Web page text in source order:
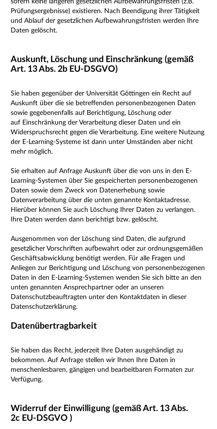
sofern keine längeren gesetzlichen Aufbewahrungsfristen (z.B.
Prüfungsergebnisse) existieren. Nach Beendigung ihrer Tätigkeit
und Ablauf der gesetzlichen Aufbewahrungsfristen werden Ihre
Daten gelöscht.
Auskunft, Löschung und Einschränkung (gemäß
Art. 13 Abs. 2b EU-DSGVO)
Sie haben gegenüber der Universität Göttingen ein Recht auf
Auskunft über die sie betreffenden personenbezogenen Daten
sowie gegebenenfalls auf Berichtigung, Löschung oder
auf Einschränkung der Verarbeitung dieser Daten und ein
Widerspruchsrecht gegen die Verarbeitung. Eine weitere Nutzung
der E-Learning-Systeme ist dann unter Umständen aber nicht
mehr möglich.
Sie erhalten auf Anfrage Auskunft über die von uns in den E-
Learning-Systemen über Sie gespeicherten personenbezogenen
Daten sowie dem Zweck von Datenerhebung sowie
Datenverarbeitung über die unten genannte Kontaktadresse.
Hierüber können Sie auch Löschung Ihrer Daten zu verlangen.
Ihre Daten werden dann berichtigt bzw. gelöscht.
Ausgenommen von der Löschung sind Daten, die aufgrund
gesetzlicher Vorschriften aufbewahrt oder zur ordnungsgemäßen
Geschäftsabwicklung benötigt werden. Für alle Fragen und
Anliegen zur Berichtigung und Löschung von personenbezogenen
Daten in den E-Learning-Systemen wenden Sie sich bitte an den
unten genannten Ansprechpartner oder an unseren
Datenschutzbeauftragten unter den Kontaktdaten in dieser
Datenschutzerklärung.
Datenübertragbarkeit
Sie haben das Recht, jederzeit Ihre Daten ausgehändigt zu
bekommen. Auf Anfrage stellen wir Ihnen Ihre Daten in
menschenlesbaren, gängigen und bearbeitbaren Formaten zur
Verfügung.
Widerruf der Einwilligung (gemäß Art. 13 Abs.
2c EU-DSGVO )